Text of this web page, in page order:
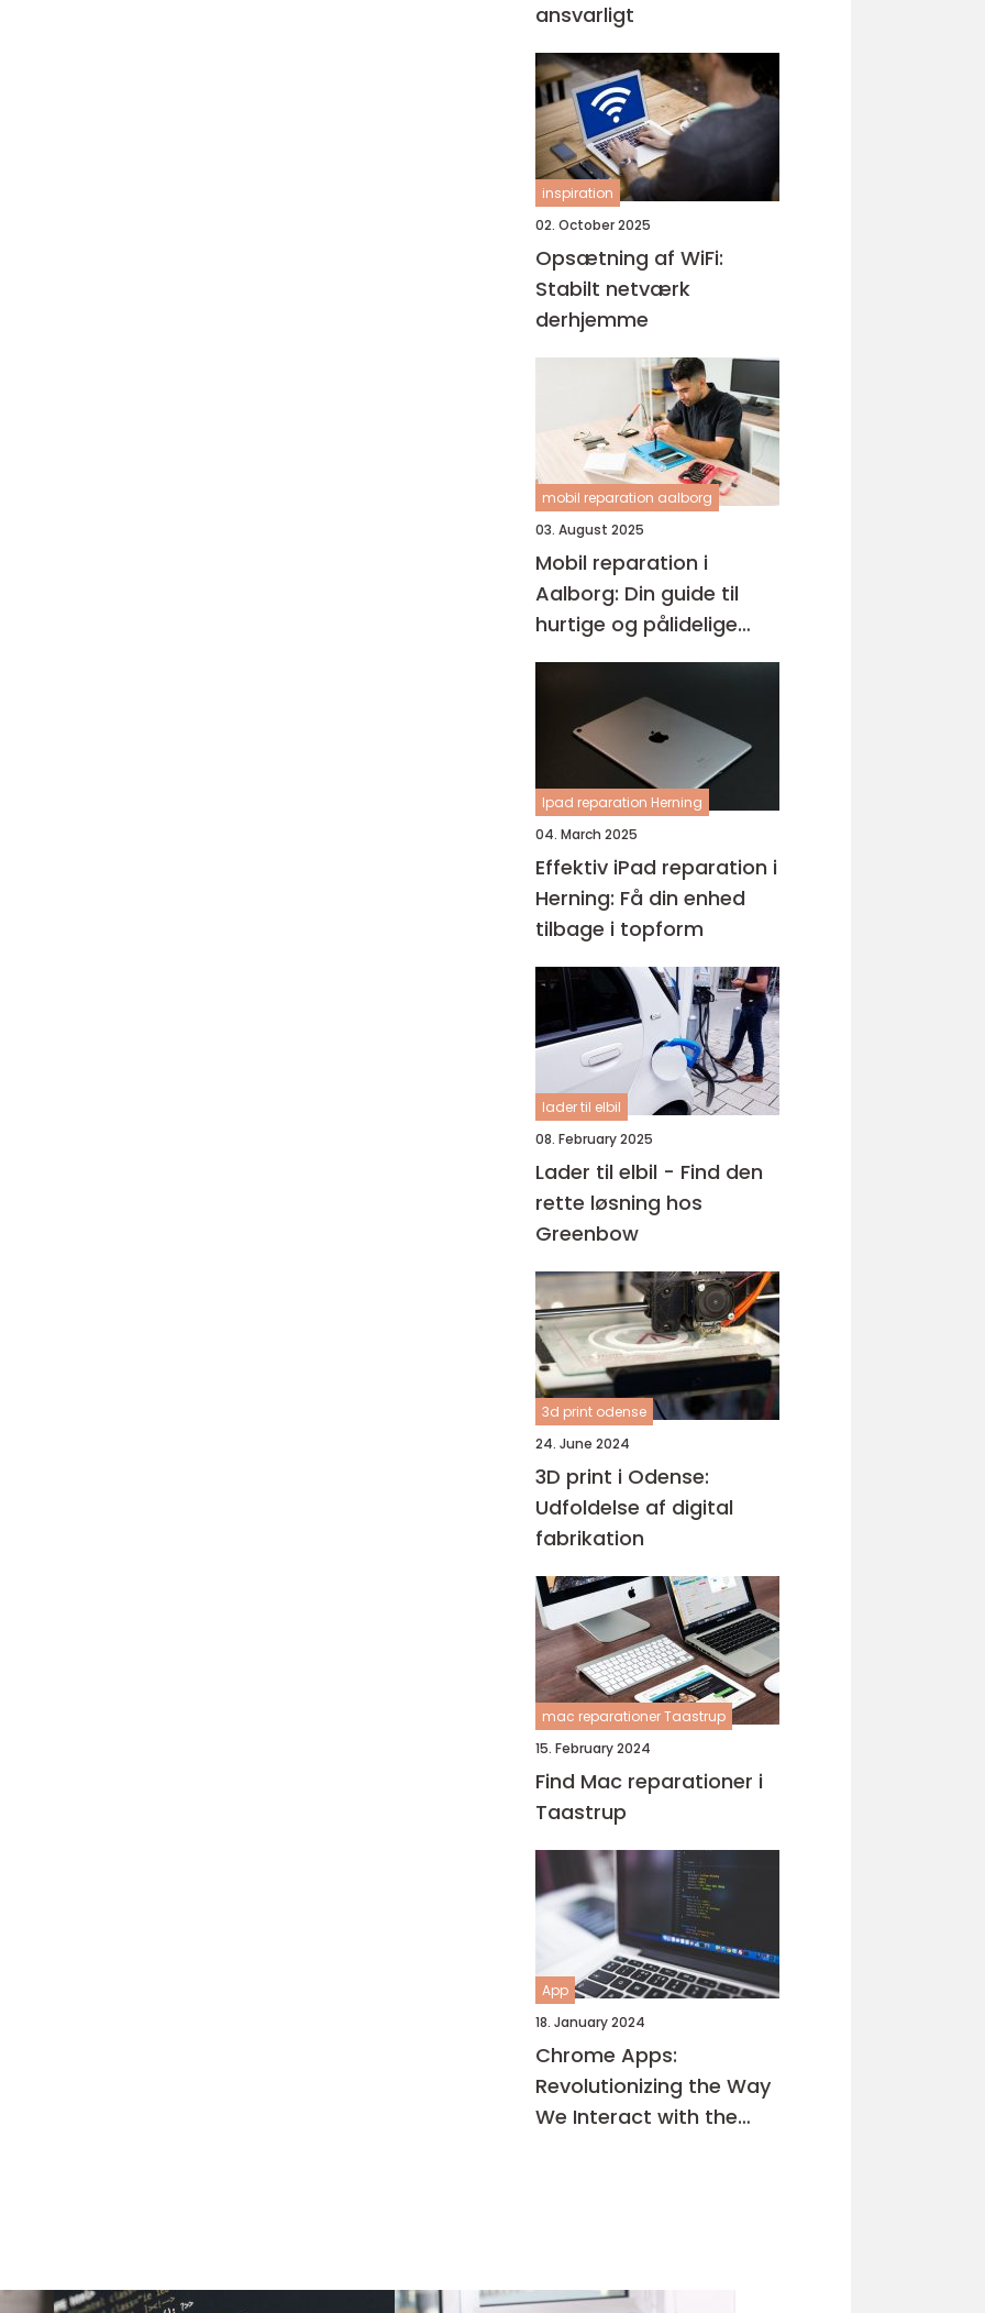
ansvarligt
inspiration
02. October 2025
Opsætning af WiFi:
Stabilt netværk
derhjemme
mobil reparation aalborg
03. August 2025
Mobil reparation i
Aalborg: Din guide til
hurtige og pålidelige
løsninger
Ipad reparation Herning
04. March 2025
Effektiv iPad reparation i
Herning: Få din enhed
tilbage i topform
lader til elbil
08. February 2025
Lader til elbil - Find den
rette løsning hos
Greenbow
3d print odense
24. June 2024
3D print i Odense:
Udfoldelse af digital
fabrikation
mac reparationer Taastrup
15. February 2024
Find Mac reparationer i
Taastrup
App
18. January 2024
Chrome Apps:
Revolutionizing the Way
We Interact with the